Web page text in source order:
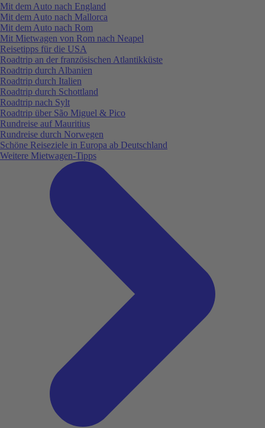
Mit dem Auto nach England
Mit dem Auto nach Mallorca
Mit dem Auto nach Rom
Mit Mietwagen von Rom nach Neapel
Reisetipps für die USA
Roadtrip an der französischen Atlantikküste
Roadtrip durch Albanien
Roadtrip durch Italien
Roadtrip durch Schottland
Roadtrip nach Sylt
Roadtrip über São Miguel & Pico
Rundreise auf Mauritius
Rundreise durch Norwegen
Schöne Reiseziele in Europa ab Deutschland
Weitere Mietwagen-Tipps